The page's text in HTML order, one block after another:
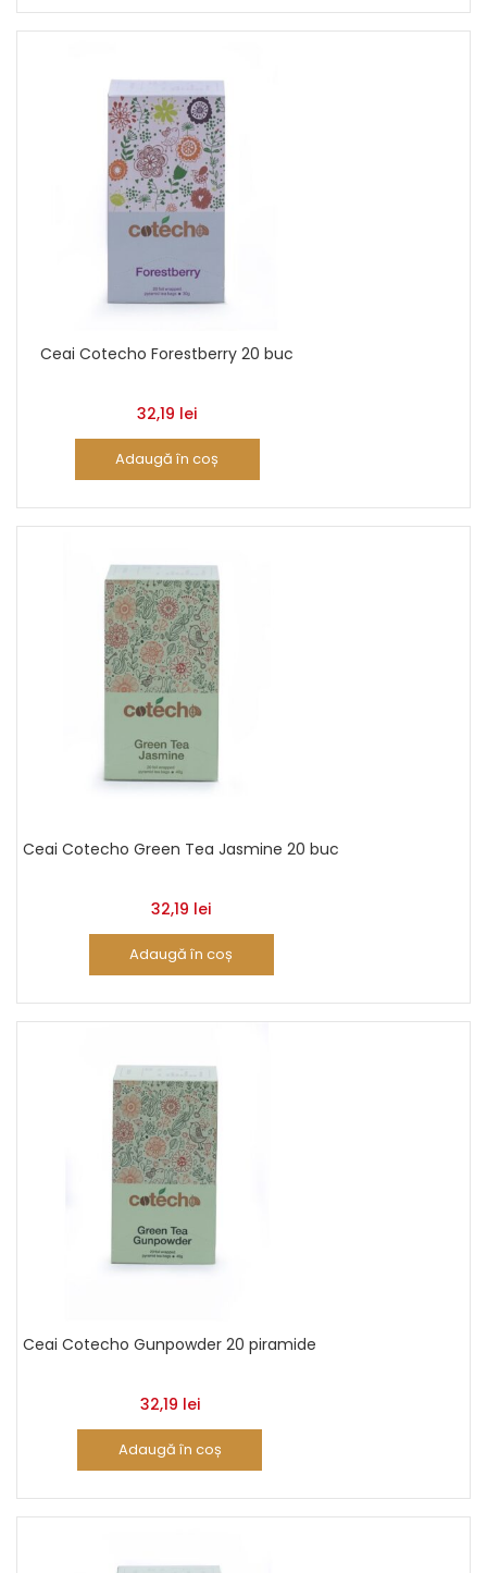
Ceai Cotecho Forestberry 20 buc
32,19 lei
Adaugă în coș
Ceai Cotecho Green Tea Jasmine 20 buc
32,19 lei
Adaugă în coș
Ceai Cotecho Gunpowder 20 piramide
32,19 lei
Adaugă în coș